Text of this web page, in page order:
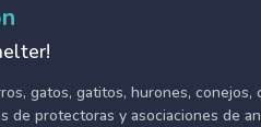
gatos, gatitos, hurones, conejos,
de protectoras y asociaciones de